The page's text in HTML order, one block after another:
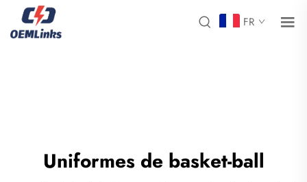
FR
Uniformes de basket-ball